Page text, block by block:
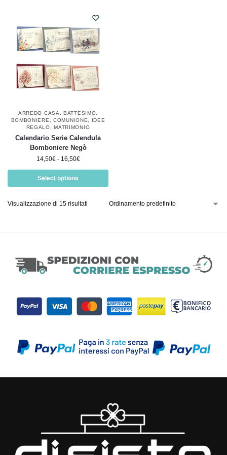
ARREDO CASA ,BATTESIMO
BOMBONIERE
COMUNIONE
IDEE
REGALO ,MATRIMONIO
Calendario Serie Calendula
Bomboniere Negò
14,50€ - 16,50€
Select options
Visualizzazione di 15 risultati